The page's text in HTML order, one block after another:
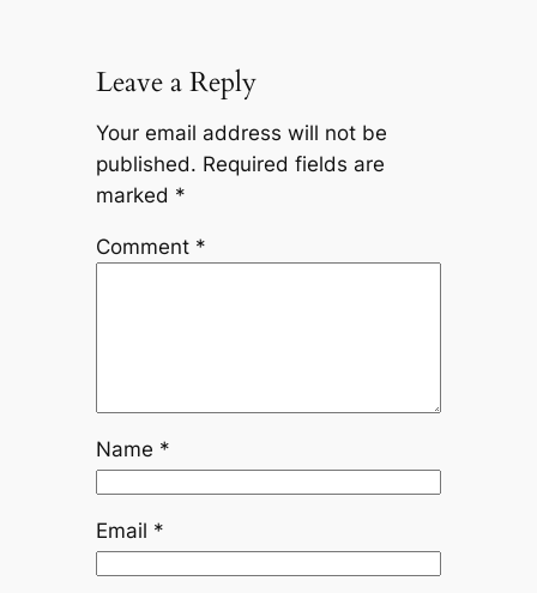
Leave a Reply
Your email address will not be
published. Required fields are
marked *
Comment *
Name *
Email *